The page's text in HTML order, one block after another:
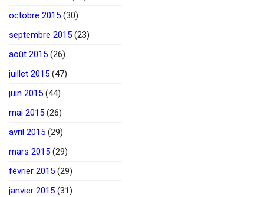
octobre 2015 (30)
septembre 2015 (23)
août 2015 (26)
juillet 2015 (47)
juin 2015 (44)
mai 2015 (26)
avril 2015 (29)
mars 2015 (29)
février 2015 (29)
janvier 2015 (31)